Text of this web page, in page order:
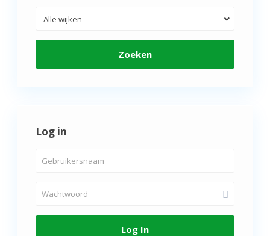
Alle wijken
Zoeken
Log in
Log In